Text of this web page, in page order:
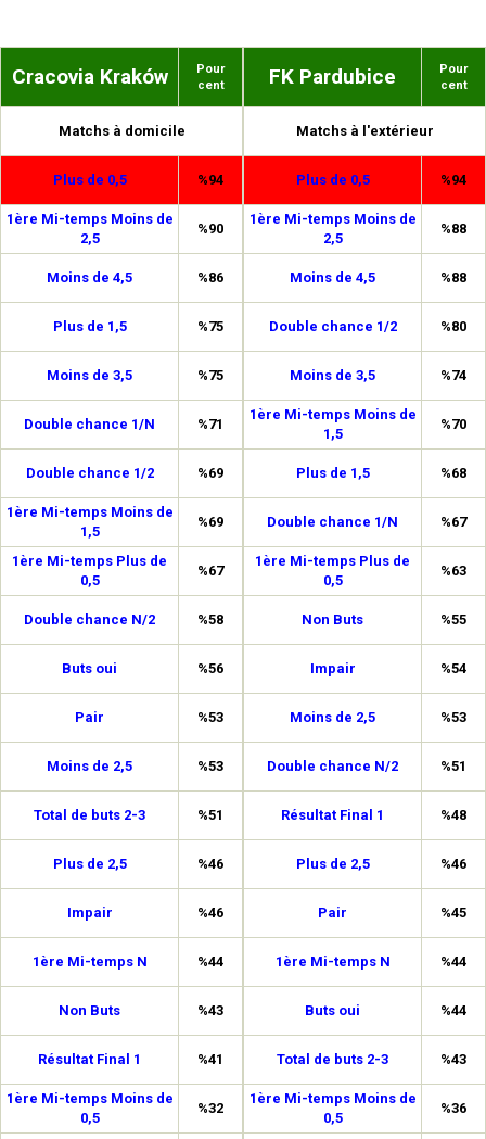
Cracovia Kraków
Pour
cent
Matchs à domicile
Plus de 0,5 %94
1ère Mi-temps Moins de
2,5
%90
Moins de 4,5 %86
Plus de 1,5 %75
Moins de 3,5 %75
Double chance 1/N %71
Double chance 1/2 %69
1ère Mi-temps Moins de
1,5
%69
1ère Mi-temps Plus de
0,5
%67
Double chance N/2 %58
Buts oui %56
Pair %53
Moins de 2,5 %53
Total de buts 2-3 %51
Plus de 2,5 %46
Impair %46
1ère Mi-temps N %44
Non Buts %43
Résultat Final 1 %41
1ère Mi-temps Moins de
0,5
%32
FK Pardubice
Pour
cent
Matchs à l'extérieur
Plus de 0,5 %94
1ère Mi-temps Moins de
2,5
%88
Moins de 4,5 %88
Double chance 1/2 %80
Moins de 3,5 %74
1ère Mi-temps Moins de
1,5
%70
Plus de 1,5 %68
Double chance 1/N %67
1ère Mi-temps Plus de
0,5
%63
Non Buts %55
Impair %54
Moins de 2,5 %53
Double chance N/2 %51
Résultat Final 1 %48
Plus de 2,5 %46
Pair %45
1ère Mi-temps N %44
Buts oui %44
Total de buts 2-3 %43
1ère Mi-temps Moins de
0,5
%36